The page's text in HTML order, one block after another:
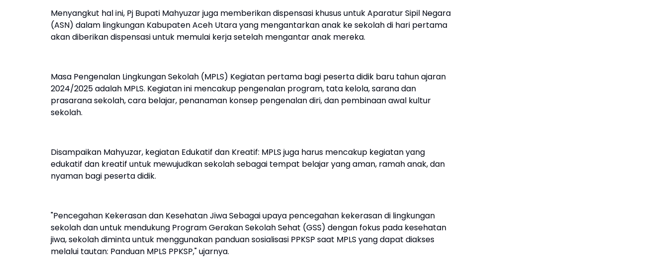
Menyangkut hal ini, Pj Bupati Mahyuzar juga memberikan dispensasi khusus untuk Aparatur Sipil Negara
(ASN) dalam lingkungan Kabupaten Aceh Utara yang mengantarkan anak ke sekolah di hari pertama
akan diberikan dispensasi untuk memulai kerja setelah mengantar anak mereka.
Masa Pengenalan Lingkungan Sekolah (MPLS) Kegiatan pertama bagi peserta didik baru tahun ajaran
2024/2025 adalah MPLS. Kegiatan ini mencakup pengenalan program, tata kelola, sarana dan
prasarana sekolah, cara belajar, penanaman konsep pengenalan diri, dan pembinaan awal kultur
sekolah.
Disampaikan Mahyuzar, kegiatan Edukatif dan Kreatif: MPLS juga harus mencakup kegiatan yang
edukatif dan kreatif untuk mewujudkan sekolah sebagai tempat belajar yang aman, ramah anak, dan
nyaman bagi peserta didik.
"Pencegahan Kekerasan dan Kesehatan Jiwa Sebagai upaya pencegahan kekerasan di lingkungan
sekolah dan untuk mendukung Program Gerakan Sekolah Sehat (GSS) dengan fokus pada kesehatan
jiwa, sekolah diminta untuk menggunakan panduan sosialisasi PPKSP saat MPLS yang dapat diakses
melalui tautan: Panduan MPLS PPKSP," ujarnya.